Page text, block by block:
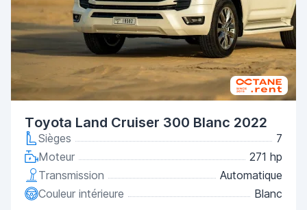
Toyota Land Cruiser 300 Blanc 2022
Sièges
7
Moteur
271 hp
Transmission
Automatique
Couleur intérieure
Blanc